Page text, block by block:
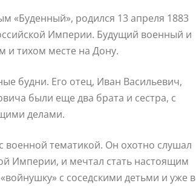
«Буденный», родился 13 апреля 1883
Империи. Будущий военный и
и тихом месте на Дону.
будни. Его отец, Иван Васильевич,
были еще два брата и сестра, с
делами.
военной тематикой. Он охотно слушал
Империи, и мечтал стать настоящим
с соседскими детьми и уже в